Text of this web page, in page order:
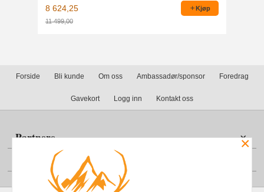
8 624,25
11 499,00
Kjøp
Forside Bli kunde Om oss Ambassadør/sponsor Foredrag
Gavekort Logg inn Kontakt oss
Partnere
Din konto
×